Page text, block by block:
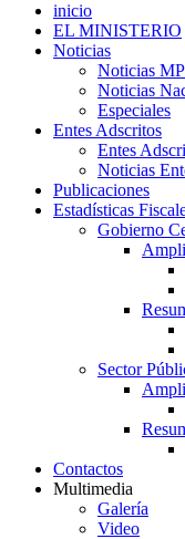
inicio
EL MINISTERIO
Noticias
Noticias
Noticias
Especiales
Entes Adscritos
Entes
Noticias
Publicaciones
Estadísticas
Gobierno
Sector
Contactos
Multimedia
Galería
Video